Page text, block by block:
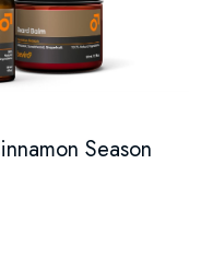
Season